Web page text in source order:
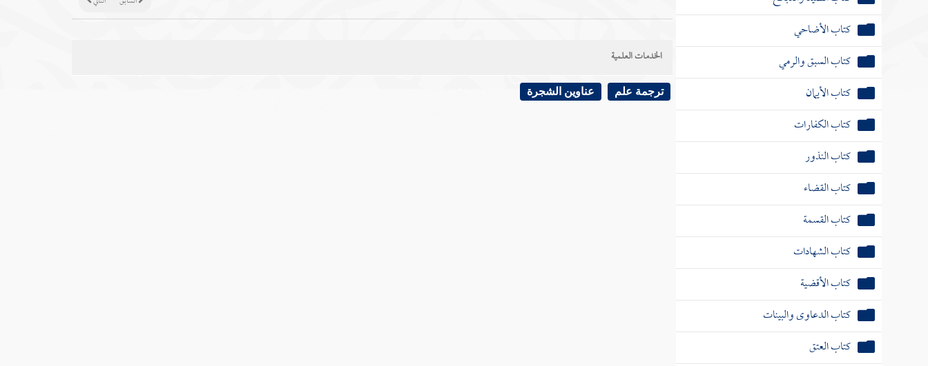
كتاب الأضاحي
كتاب السبق والرمي
كتاب الأيمان
كتاب الكفارات
كتاب النذور
كتاب القضاء
كتاب القسمة
كتاب الشهادات
كتاب الأقضية
كتاب الدعاوى والبينات
كتاب العتق
الخدمات العلمية
ترجمة علم عناوين الشجرة